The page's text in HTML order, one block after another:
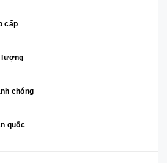
cấp
lượng
chóng
quốc